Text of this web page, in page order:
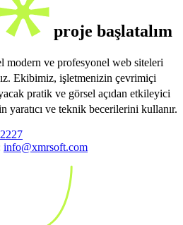
proje başlatalım
modern ve profesyonel web siteleri
Ekibimiz, işletmenizin çevrimiçi
pratik ve görsel açıdan etkileyici
yaratıcı ve teknik becerilerini kullanır.
info@xmrsoft.com